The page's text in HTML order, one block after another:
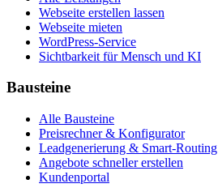
Webseite erstellen lassen
Webseite mieten
WordPress-Service
Sichtbarkeit für Mensch und KI
Bausteine
Alle Bausteine
Preisrechner & Konfigurator
Leadgenerierung & Smart-Routing
Angebote schneller erstellen
Kundenportal